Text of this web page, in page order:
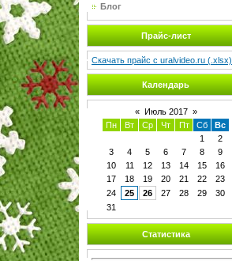
Блог
Прайс-лист
Скачать прайс с uralvideo.ru (.xlsx)
Календарь
« Июль 2017 »
Пн
Вт Ср Чт Пт Сб
Вс
1
2
3
4 5 6 7 8
9
10
11 12 13 14 15
16
17
18 19 20 21 22
23
24
25 26 27 28 29
30
31
Статистика